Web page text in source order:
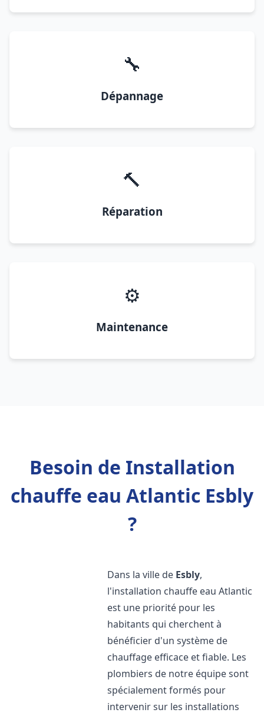
🔧
Dépannage
🔨
Réparation
⚙️
Maintenance
Besoin de Installation
chauffe eau Atlantic Esbly
?
Dans la ville de Esbly,
l'installation chauffe eau Atlantic
est une priorité pour les
habitants qui cherchent à
bénéficier d'un système de
chauffage efficace et fiable. Les
plombiers de notre équipe sont
spécialement formés pour
intervenir sur les installations